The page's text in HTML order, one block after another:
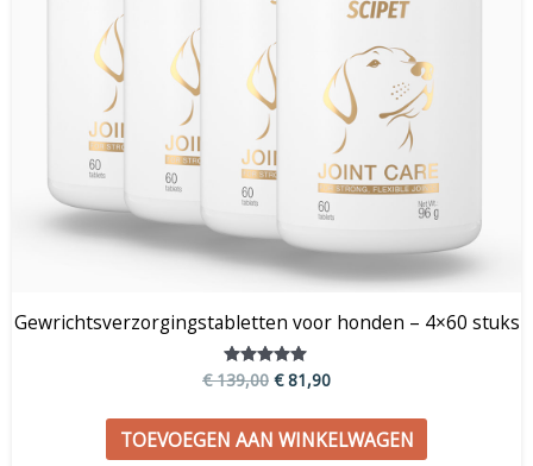
Gewrichtsverzorgingstabletten voor honden – 4×60 stuks
Gewaardeerd
€139,00 €81,90
TOEVOEGEN AAN WINKELWAGEN